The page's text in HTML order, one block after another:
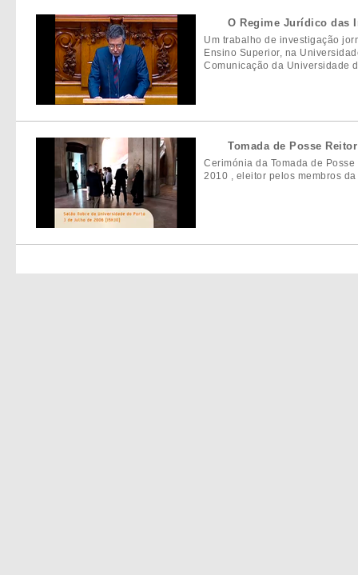
O Regime Jurídico das
Um trabalho de investigação
Ensino Superior, na
Comunicação da Universidade
Tomada de Posse
Cerimónia da Tomada de
2010 , eleitor pelos membros